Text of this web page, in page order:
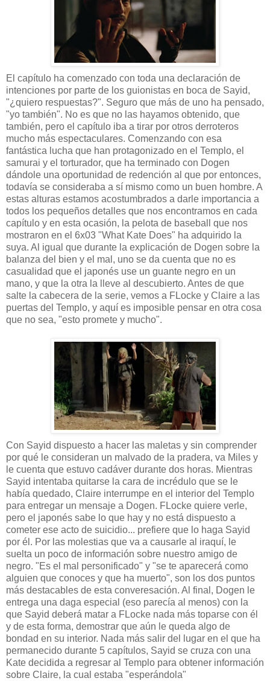
El capítulo ha comenzado con toda una declaración de
intenciones por parte de los guionistas en boca de Sayid,
"¿quiero respuestas?". Seguro que más de uno ha pensado,
"yo también". No es que no las hayamos obtenido, que
también, pero el capítulo iba a tirar por otros derroteros
mucho más espectaculares. Comenzando con esa
fantástica lucha que han protagonizado en el Templo, el
samurai y el torturador, que ha terminado con Dogen
dándole una oportunidad de redención al que por entonces,
todavía se consideraba a sí mismo como un buen hombre. A
estas alturas estamos acostumbrados a darle importancia a
todos los pequeños detalles que nos encontramos en cada
capítulo y en esta ocasión, la pelota de baseball que nos
mostraron en el 6x03 "What Kate Does" ha adquirido la
suya. Al igual que durante la explicación de Dogen sobre la
balanza del bien y el mal, uno se da cuenta que no es
casualidad que el japonés use un guante negro en un
mano, y que la otra la lleve al descubierto. Antes de que
salte la cabecera de la serie, vemos a FLocke y Claire a las
puertas del Templo, y aquí es imposible pensar en otra cosa
que no sea, "esto promete y mucho".
Con Sayid dispuesto a hacer las maletas y sin comprender
por qué le consideran un malvado de la pradera, va Miles y
le cuenta que estuvo cadáver durante dos horas. Mientras
Sayid intentaba quitarse la cara de incrédulo que se le
había quedado, Claire interrumpe en el interior del Templo
para entregar un mensaje a Dogen. FLocke quiere verle,
pero el japonés sabe lo que hay y no está dispuesto a
cometer ese acto de suicidio... prefiere que lo haga Sayid
por él. Por las molestias que va a causarle al iraquí, le
suelta un poco de información sobre nuestro amigo de
negro. "Es el mal personificado" y "se te aparecerá como
alguien que conoces y que ha muerto", son los dos puntos
más destacables de esta converesación. Al final, Dogen le
entrega una daga especial (eso parecía al menos) con la
que Sayid deberá matar a FLocke nada más toparse con él
y de esta forma, demostrar que aún le queda algo de
bondad en su interior. Nada más salir del lugar en el que ha
permanecido durante 5 capítulos, Sayid se cruza con una
Kate decidida a regresar al Templo para obtener información
sobre Claire, la cual estaba "esperándola"